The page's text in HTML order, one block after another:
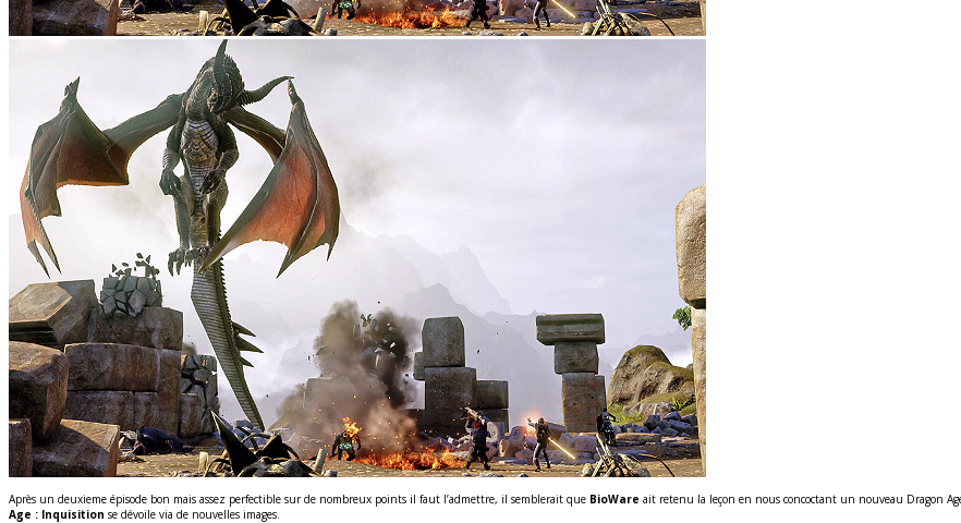
Après un deuxieme épisode bon mais assez perfectible sur de nombreux points il faut l’admettre, il semblerait que BioWare ait retenu la leçon en nous concoctant un nouveau Dragon
Age : Inquisition se dévoile via de nouvelles images.